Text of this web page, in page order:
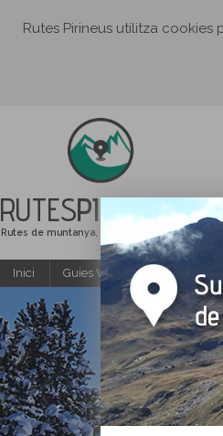
Rutes Pirineus utilitza
RUTESPIRINEUS
Rutes de muntanya, senderisme i excursions
Inici Guies Web i PDF gratuïtes